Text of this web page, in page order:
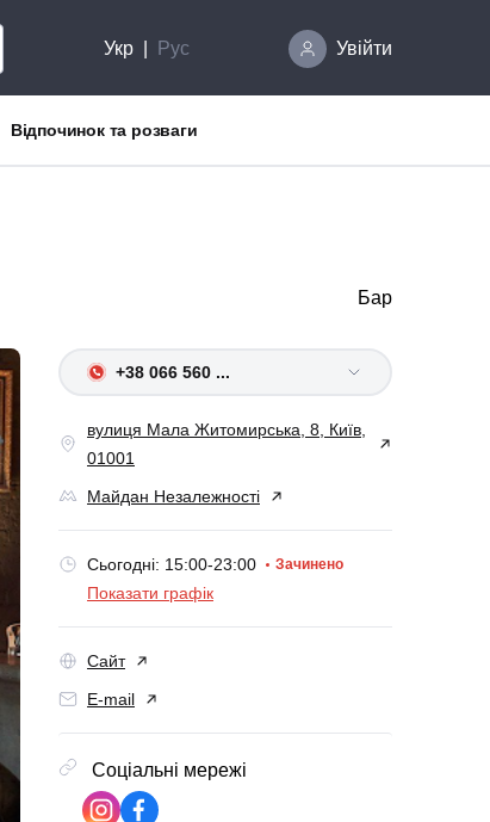
Укр Рус Увійти
Відпочинок та розваги
Бар
+38 066 560 ...
вулиця Мала Житомирська, 8, Київ,
01001
Майдан Незалежності
Сьогодні: 15:00-23:00 Зачинено
Показати графік
Сайт
E-mail
Соціальні мережі